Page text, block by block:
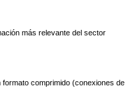
más relevante del sector
formato comprimido (conexiones de